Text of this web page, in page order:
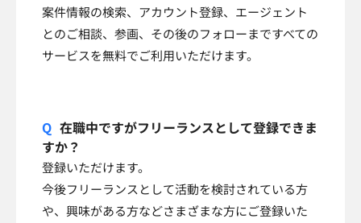
案件情報の検索、アカウント登録、エージェント
とのご相談、参画、その後のフォローまですべての
サービスを無料でご利用いただけます。
在職中ですがフリーランスとして登録できま
すか？
登録いただけます。
今後フリーランスとして活動を検討されている方
や、興味がある方などさまざまな方にご登録いた